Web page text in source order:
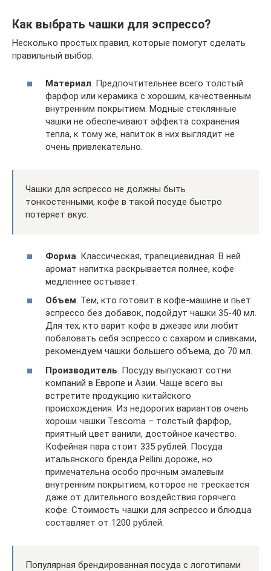
Как выбрать чашки для эспрессо?
Несколько простых правил, которые помогут сделать
правильный выбор.
Материал. Предпочтительнее всего толстый
фарфор или керамика с хорошим, качественным
внутренним покрытием. Модные стеклянные
чашки не обеспечивают эффекта сохранения
тепла, к тому же, напиток в них выглядит не
очень привлекательно.
Чашки для эспрессо не должны быть
тонкостенными, кофе в такой посуде быстро
потеряет вкус.
Форма. Классическая, трапециевидная. В ней
аромат напитка раскрывается полнее, кофе
медленнее остывает.
Объем. Тем, кто готовит в кофе-машине и пьет
эспрессо без добавок, подойдут чашки 35-40 мл.
Для тех, кто варит кофе в джезве или любит
побаловать себя эспрессо с сахаром и сливками,
рекомендуем чашки большего объема, до 70 мл.
Производитель. Посуду выпускают сотни
компаний в Европе и Азии. Чаще всего вы
встретите продукцию китайского
происхождения. Из недорогих вариантов очень
хороши чашки Tescoma – толстый фарфор,
приятный цвет ванили, достойное качество.
Кофейная пара стоит 335 рублей. Посуда
итальянского бренда Pellini дороже, но
примечательна особо прочным эмалевым
внутренним покрытием, которое не трескается
даже от длительного воздействия горячего
кофе. Стоимость чашки для эспрессо и блюдца
составляет от 1200 рублей.
Популярная брендированная посуда с логотипами